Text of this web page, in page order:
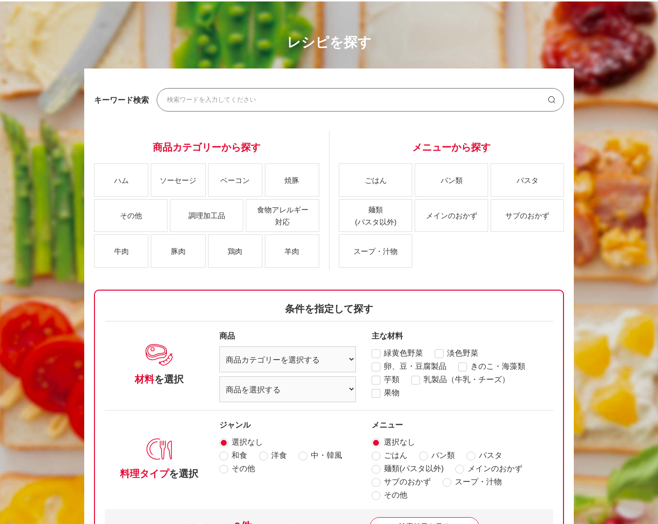
レシピを探す
キーワード検索
商品カテゴリーから探す
ハム ソーセージ ベーコン 焼豚
その他 調理加工品
食物アレルギー
対応
牛肉 豚肉 鶏肉 羊肉
メニューから探す
ごはん パン類 パスタ
麺類
(パスタ以外)
メインのおかず サブのおかず
スープ・汁物
条件を指定して探す
材料を選択
商品 主な材料
緑黄色野菜
淡色野菜
卵、豆・豆腐製品
きのこ・海藻類
芋類
乳製品（牛乳・チーズ）
果物
料理タイプを選択
ジャンル
選択なし
和食
洋食
中・韓風
その他
メニュー
選択なし
ごはん
パン類
パスタ
麺類(パスタ以外)
メインのおかず
サブのおかず
スープ・汁物
その他